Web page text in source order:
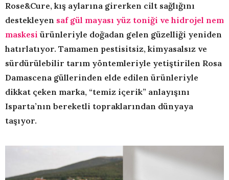
Rose&Cure, kış aylarına girerken cilt sağlığını
destekleyen saf gül mayası yüz toniği ve hidrojel nem
maskesi ürünleriyle doğadan gelen güzelliği yeniden
hatırlatıyor. Tamamen pestisitsiz, kimyasalsız ve
sürdürülebilir tarım yöntemleriyle yetiştirilen Rosa
Damascena güllerinden elde edilen ürünleriyle
dikkat çeken marka, “temiz içerik” anlayışını
Isparta’nın bereketli topraklarından dünyaya
taşıyor.